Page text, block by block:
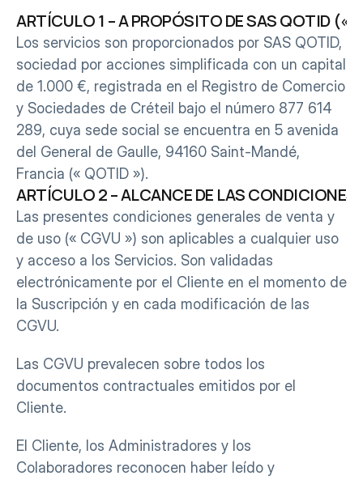
ARTÍCULO 1 – A PROPÓSITO DE SAS QOTID («
Los servicios son proporcionados por SAS QOTID,
sociedad por acciones simplificada con un capital
de 1.000 €, registrada en el Registro de Comercio
y Sociedades de Créteil bajo el número 877 614
289, cuya sede social se encuentra en 5 avenida
del General de Gaulle, 94160 Saint-Mandé,
Francia (« QOTID »).
ARTÍCULO 2 – ALCANCE DE LAS CONDICIONES
Las presentes condiciones generales de venta y
de uso (« CGVU ») son aplicables a cualquier uso
y acceso a los Servicios. Son validadas
electrónicamente por el Cliente en el momento de
la Suscripción y en cada modificación de las
CGVU.
Las CGVU prevalecen sobre todos los
documentos contractuales emitidos por el
Cliente.
El Cliente, los Administradores y los
Colaboradores reconocen haber leído y